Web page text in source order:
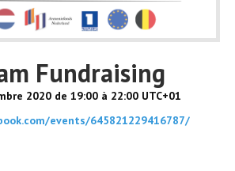
Fundraising
2020 de 19:00 à 22:00 UTC+01
events/645821229416787/